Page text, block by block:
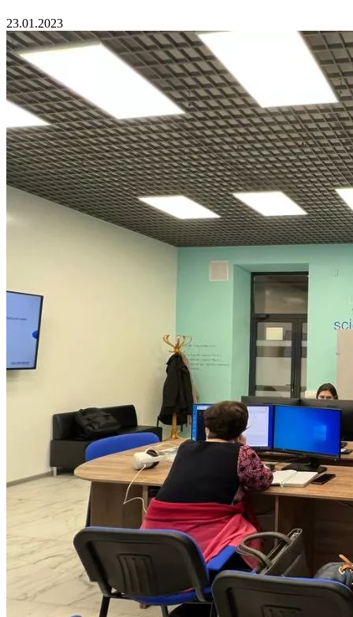
23.01.2023